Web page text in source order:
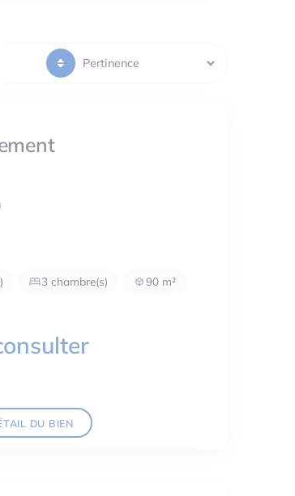
3 chambre(s) 90 m²
DU BIEN